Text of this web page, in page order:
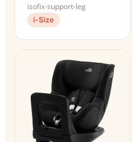
isofix-support-leg
i-Size